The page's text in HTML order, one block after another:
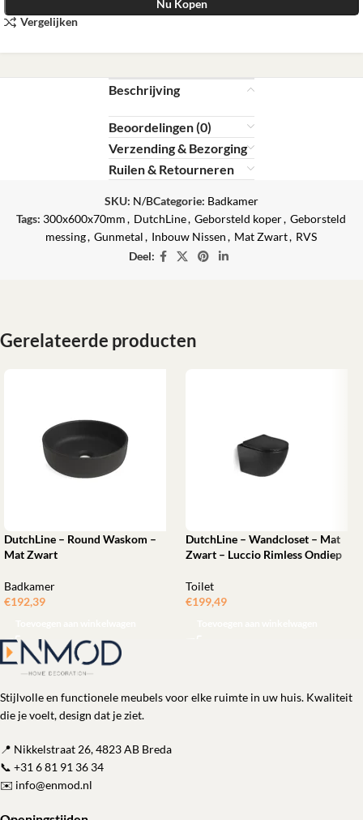
Nu Kopen
Vergelijken
Beschrijving
Beoordelingen (0)
Verzending & Bezorging
Ruilen & Retourneren
SKU: N/BCategorie: Badkamer
Tags: 300x600x70mm , DutchLine, Geborsteld koper, Geborsteld
messing, Gunmetal , Inbouw Nissen , Mat Zwart, RVS
Deel:
Gerelateerde producten
DutchLine – Round Waskom –
Mat Zwart
Badkamer
€192,39
DutchLine – Wandcloset – Mat
Zwart – Luccio Rimless Ondiep
Toilet
€199,49
Stijlvolle en functionele meubels voor elke ruimte in uw huis. Kwaliteit
die je voelt, design dat je ziet.
📍 Nikkelstraat 26, 4823 AB Breda
📞 +31 6 81 91 36 34
✉️ info@enmod.nl